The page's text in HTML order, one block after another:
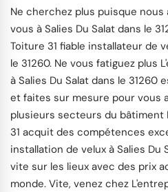
Ne cherchez plus puisque
vous à Salies Du Salat dans le
Toiture 31 fiable installateur de
le 31260. Ne vous fatiguez plus
à Salies Du Salat dans le
et faites sur mesure pour vous
plusieurs secteurs du bâtiment
31 acquit des compétences
installation de velux à Salies Du
vite sur les lieux avec des prix
monde. Vite, venez chez